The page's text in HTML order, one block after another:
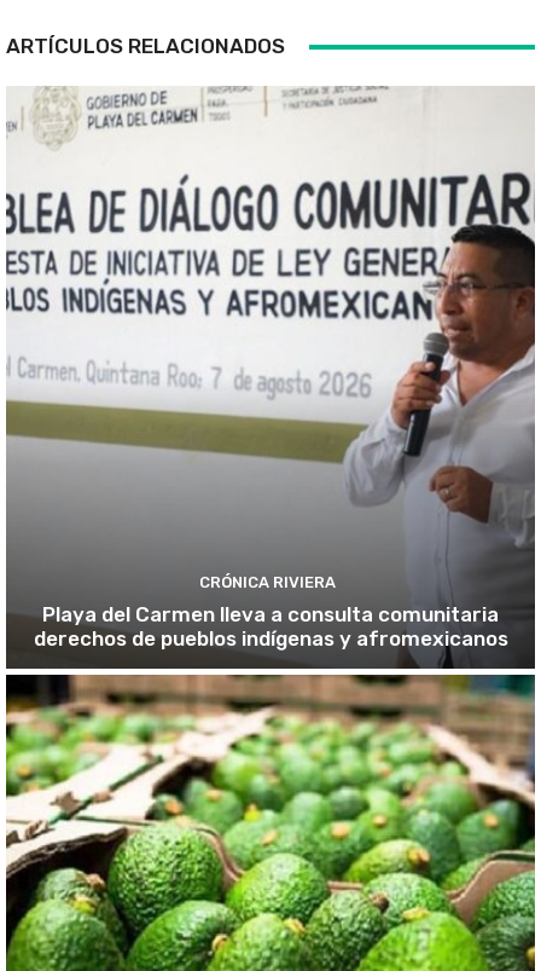
ARTÍCULOS RELACIONADOS
CRÓNICA RIVIERA
Playa del Carmen lleva a consulta comunitaria
derechos de pueblos indígenas y afromexicanos